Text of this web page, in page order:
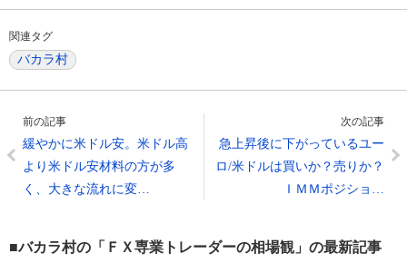
関連タグ
バカラ村
前の記事
緩やかに米ドル安。米ドル高
より米ドル安材料の方が多
く、大きな流れに変…
次の記事
急上昇後に下がっているユー
ロ/米ドルは買いか？売りか？
ＩＭＭポジショ…
■バカラ村の「ＦＸ専業トレーダーの相場観」の最新記事